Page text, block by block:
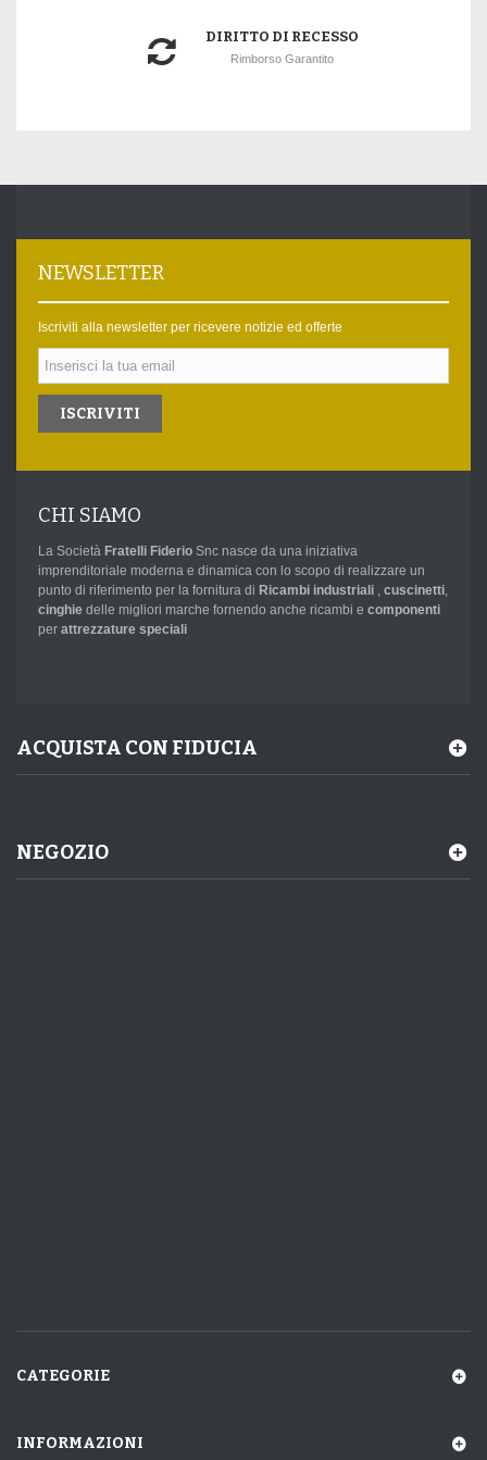
DIRITTO DI RECESSO
Rimborso Garantito
NEWSLETTER
Iscriviti alla newsletter per ricevere notizie ed offerte
ISCRIVITI
CHI SIAMO
La Società Fratelli Fiderio Snc nasce da una iniziativa
imprenditoriale moderna e dinamica con lo scopo di realizzare un
punto di riferimento per la fornitura di Ricambi industriali , cuscinetti,
cinghie delle migliori marche fornendo anche ricambi e componenti
per attrezzature speciali
ACQUISTA CON FIDUCIA
NEGOZIO
CATEGORIE
INFORMAZIONI